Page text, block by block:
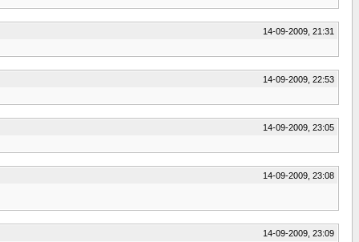
14-09-2009, 21:31
14-09-2009, 22:53
14-09-2009, 23:05
14-09-2009, 23:08
14-09-2009, 23:09